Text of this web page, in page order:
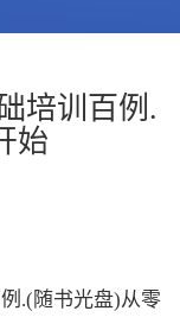
培训百例.
始
.(随书光盘)从零